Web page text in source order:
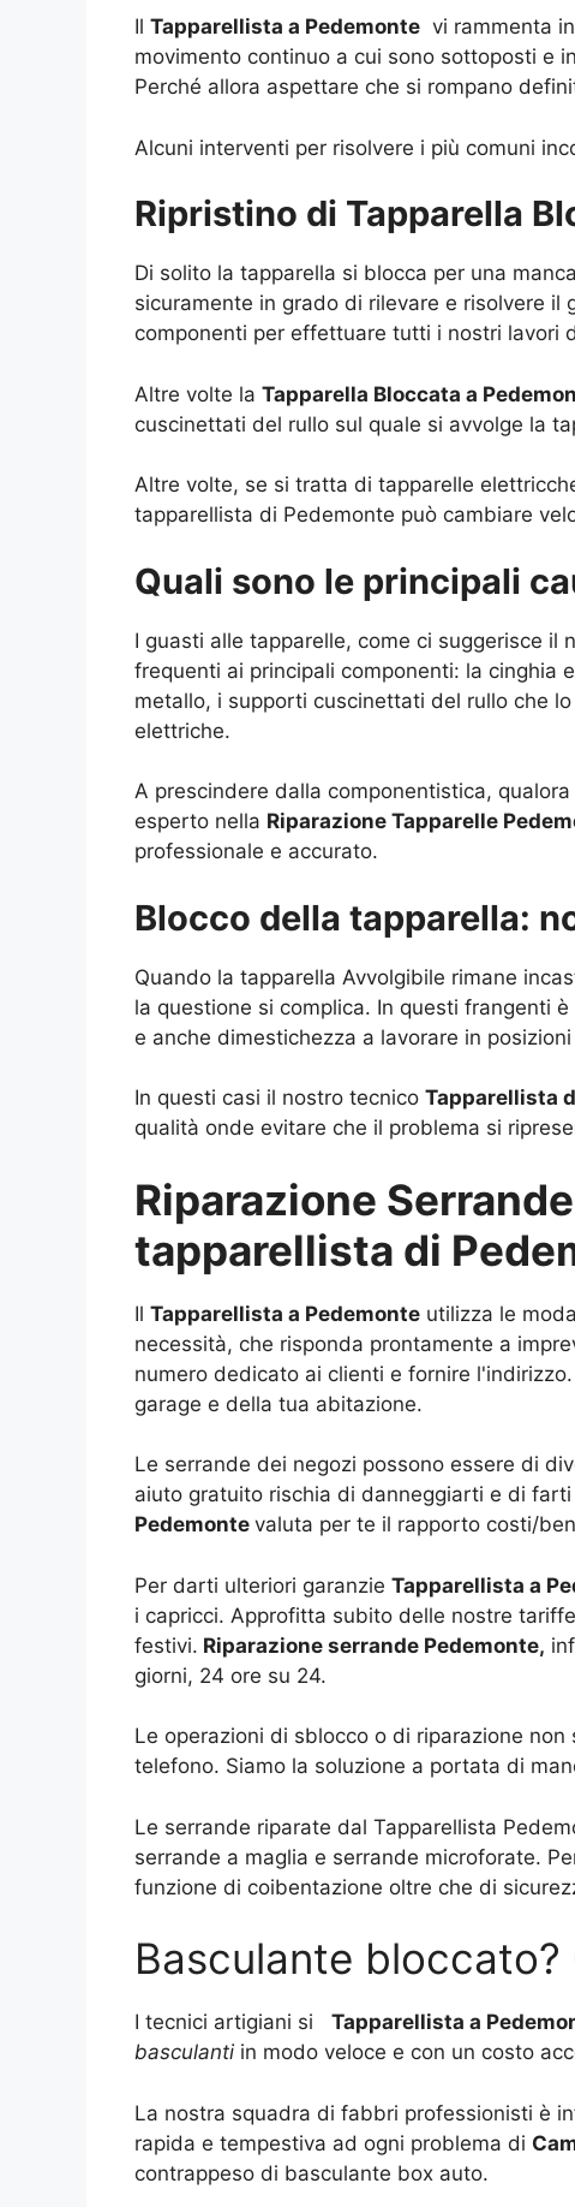
Il Tapparellista a Pedemonte vi rammenta
movimento continuo a cui sono sottoposti e
Perché allora aspettare che si rompano
Alcuni interventi per risolvere i più comuni
Ripristino di Tapparella
Di solito la tapparella si blocca per una
sicuramente in grado di rilevare e risolvere
componenti per effettuare tutti i nostri lavori
Altre volte la Tapparella Bloccata a
cuscinettati del rullo sul quale si avvolge la
Altre volte, se si tratta di tapparelle
tapparellista di Pedemonte può cambiare
Quali sono le principali
I guasti alle tapparelle, come ci suggerisce il
frequenti ai principali componenti: la cinghia
metallo, i supporti cuscinettati del rullo che
elettriche.
A prescindere dalla componentistica,
esperto nella Riparazione Tapparelle
professionale e accurato.
Blocco della tapparella:
Quando la tapparella Avvolgibile rimane
la questione si complica. In questi frangenti
e anche dimestichezza a lavorare in
In questi casi il nostro tecnico Tapparellista
qualità onde evitare che il problema si
Riparazione
tapparellista di
Il Tapparellista a Pedemonte utilizza le
necessità, che risponda prontamente a
numero dedicato ai clienti e fornire
garage e della tua abitazione.
Le serrande dei negozi possono essere di
aiuto gratuito rischia di danneggiarti e di
Pedemonte valuta per te il rapporto costi/
Per darti ulteriori garanzie Tapparellista a
i capricci. Approfitta subito delle nostre
festivi. Riparazione serrande Pedemonte,
giorni, 24 ore su 24.
Le operazioni di sblocco o di riparazione
telefono. Siamo la soluzione a portata di
Le serrande riparate dal Tapparellista
serrande a maglia e serrande microforate.
funzione di coibentazione oltre che di
Basculante
I tecnici artigiani si Tapparellista a
basculanti in modo veloce e con un costo
La nostra squadra di fabbri professionisti è
rapida e tempestiva ad ogni problema di
contrappeso di basculante box auto.